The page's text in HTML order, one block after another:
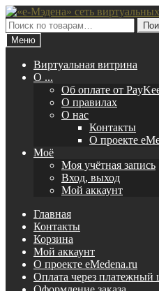
Перейти
к
навигации
Перейти
к
содержимому
Искать:
Меню
Виртуальная витрина
O ...
Об оплате от
О правилах
О нас
Контакты
О проекте
Моё
Моя учётная запись
Вход, выход
Мой аккаунт
Главная
Контакты
Корзина
Мой аккаунт
О проекте eMedena.ru
Оплата через платежный